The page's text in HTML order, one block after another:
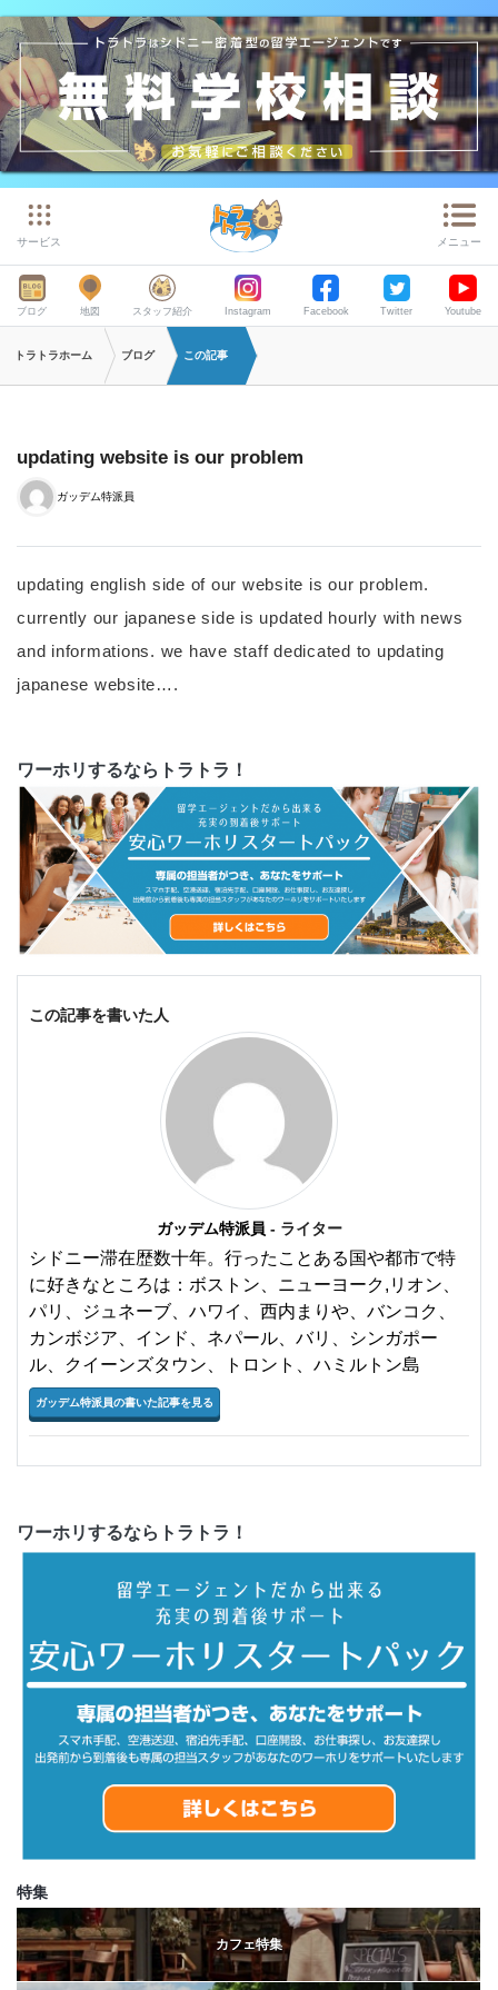
サービス メニュー
ブログ 地図 スタッフ紹介 Instagram Facebook Twitter Youtube
トラトラホーム ブログ この記事
updating website is our problem
ガッデム特派員
updating english side of our website is our problem.
currently our japanese side is updated hourly with news
and informations. we have staff dedicated to updating
japanese website….
ワーホリするならトラトラ！
この記事を書いた人
ガッデム特派員 - ライター
シドニー滞在歴数十年。行ったことある国や都市で特
に好きなところは：ボストン、ニューヨーク,リオン、
パリ、ジュネーブ、ハワイ、西内まりや、バンコク、
カンボジア、インド、ネパール、バリ、シンガポー
ル、クイーンズタウン、トロント、ハミルトン島
ガッデム特派員の書いた記事を見る
ワーホリするならトラトラ！
特集
カフェ特集